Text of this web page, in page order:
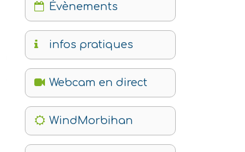
Évènements
infos pratiques
Webcam en direct
WindMorbihan